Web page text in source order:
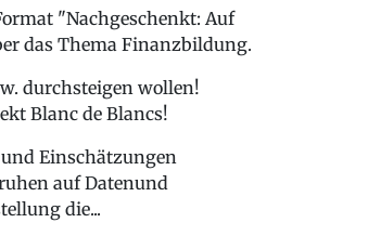
"Nachgeschenkt: Auf
das Thema Finanzbildung.
durchsteigen wollen!
Blanc de Blancs!
Einschätzungen
auf Datenund
die...